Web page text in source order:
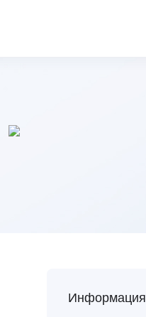
Информация